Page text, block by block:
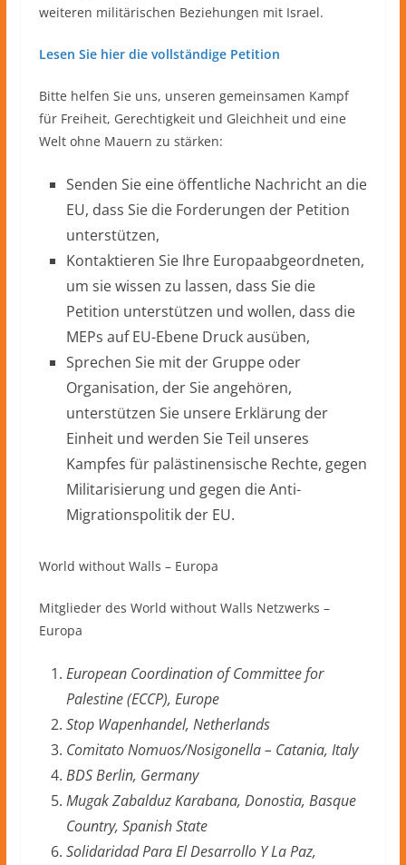
weiteren militärischen Beziehungen mit Israel.
Lesen Sie hier die vollständige Petition
Bitte helfen Sie uns, unseren gemeinsamen Kampf
für Freiheit, Gerechtigkeit und Gleichheit und eine
Welt ohne Mauern zu stärken:
Senden Sie eine öffentliche Nachricht an die
EU, dass Sie die Forderungen der Petition
unterstützen,
Kontaktieren Sie Ihre Europaabgeordneten,
um sie wissen zu lassen, dass Sie die
Petition unterstützen und wollen, dass die
MEPs auf EU-Ebene Druck ausüben,
Sprechen Sie mit der Gruppe oder
Organisation, der Sie angehören,
unterstützen Sie unsere Erklärung der
Einheit und werden Sie Teil unseres
Kampfes für palästinensische Rechte, gegen
Militarisierung und gegen die Anti-
Migrationspolitik der EU.
World without Walls – Europa
Mitglieder des World without Walls Netzwerks –
Europa
European Coordination of Committee for
Palestine (ECCP), Europe
Stop Wapenhandel, Netherlands
Comitato Nomuos/Nosigonella – Catania, Italy
BDS Berlin, Germany
Mugak Zabalduz Karabana, Donostia, Basque
Country, Spanish State
Solidaridad Para El Desarrollo Y La Paz,